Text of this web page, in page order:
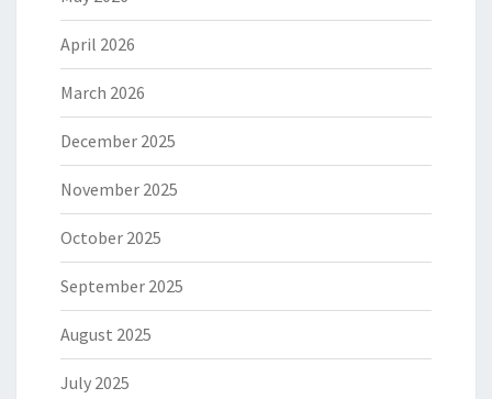
April 2026
March 2026
December 2025
November 2025
October 2025
September 2025
August 2025
July 2025